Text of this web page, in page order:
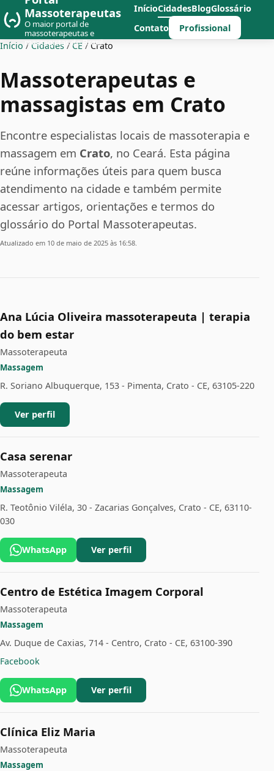
Massoterapeutas
O maior portal de
massoterapeutas e
massagistas do Brasil
InícioCidadesBlogGlossário
Contato
Profissional
Início / Cidades / CE / Crato
Massoterapeutas e
massagistas em Crato
Encontre especialistas locais de massoterapia e
massagem em Crato, no Ceará. Esta página
reúne informações úteis para quem busca
atendimento na cidade e também permite
acessar artigos, orientações e termos do
glossário do Portal Massoterapeutas.
Atualizado em 10 de maio de 2025 às 16:58.
Ana Lúcia Oliveira massoterapeuta | terapia
do bem estar
Massoterapeuta
Massagem
R. Soriano Albuquerque, 153 - Pimenta, Crato - CE, 63105-220
Ver perfil
Casa serenar
Massoterapeuta
Massagem
R. Teotônio Viléla, 30 - Zacarias Gonçalves, Crato - CE, 63110-
030
WhatsApp Ver perfil
Centro de Estética Imagem Corporal
Massoterapeuta
Massagem
Av. Duque de Caxias, 714 - Centro, Crato - CE, 63100-390
Facebook
WhatsApp Ver perfil
Clínica Eliz Maria
Massoterapeuta
Massagem